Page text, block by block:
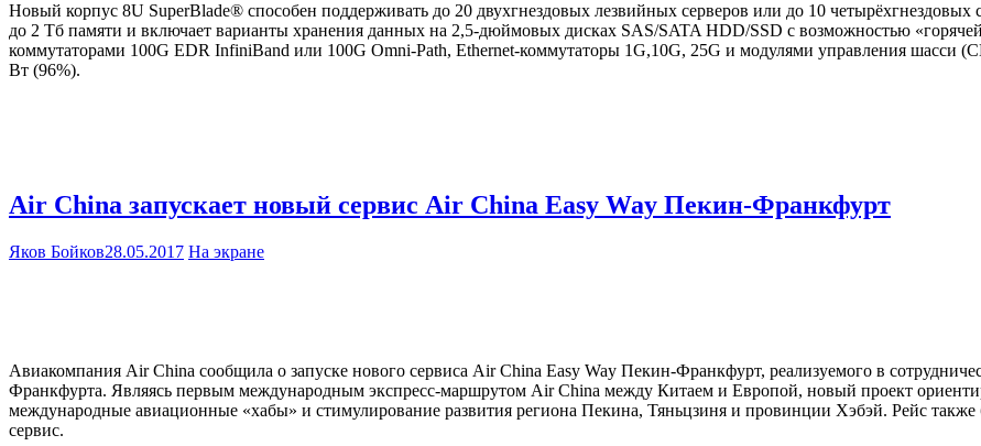
Новый корпус 8U SuperBlade® способен поддерживать до 20 двухгнездовых лезвийных серверов или до 10 четырёхгнездовых
до 2 Тб памяти и включает варианты хранения данных на 2,5-дюймовых дисках SAS/SATA HDD/SSD с возможностью
коммутаторами 100G EDR InfiniBand или 100G Omni-Path, Ethernet-коммутаторы 1G,10G, 25G и модулями управления шасси
Вт (96%).
Air China запускает новый сервис Air China Easy Way Пекин-Франкфурт
Яков Бойков28.05.2017 На экране
Авиакомпания Air China сообщила о запуске нового сервиса Air China Easy Way Пекин-Франкфурт, реализуемого в
Франкфурта. Являясь первым международным экспресс-маршрутом Air China между Китаем и Европой, новый проект
международные авиационные «хабы» и стимулирование развития региона Пекина, Тяньцзиня и провинции Хэбэй. Рейс
сервис.